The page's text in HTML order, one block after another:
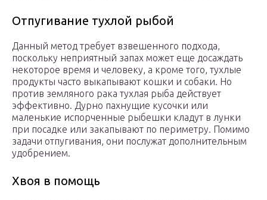
Отпугивание тухлой рыбой
Данный метод требует взвешенного подхода,
поскольку неприятный запах может еще досаждать
некоторое время и человеку, а кроме того, тухлые
продукты часто выкапывают кошки и собаки. Но
против земляного рака тухлая рыба действует
эффективно. Дурно пахнущие кусочки или
маленькие испорченные рыбешки кладут в лунки
при посадке или закапывают по периметру. Помимо
задачи отпугивания, они послужат дополнительным
удобрением.
Хвоя в помощь